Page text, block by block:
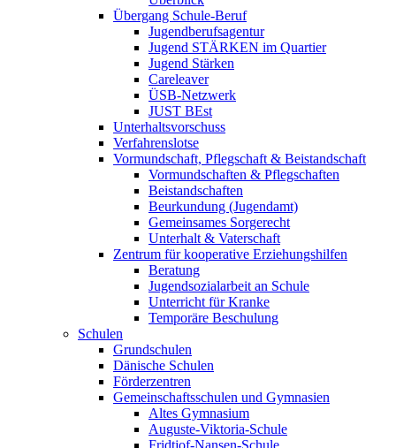
Übergang Schule-Beruf
Jugendberufsagentur
Jugend STÄRKEN im Quartier
Jugend Stärken
Careleaver
ÜSB-Netzwerk
JUST BEst
Unterhaltsvorschuss
Verfahrenslotse
Vormundschaft, Pflegschaft & Beistandschaft
Vormundschaften & Pflegschaften
Beistandschaften
Beurkundung (Jugendamt)
Gemeinsames Sorgerecht
Unterhalt & Vaterschaft
Zentrum für kooperative Erziehungshilfen
Beratung
Jugendsozialarbeit an Schule
Unterricht für Kranke
Temporäre Beschulung
Schulen
Grundschulen
Dänische Schulen
Förderzentren
Gemeinschaftsschulen und Gymnasien
Altes Gymnasium
Auguste-Viktoria-Schule
Fridtjof-Nansen-Schule